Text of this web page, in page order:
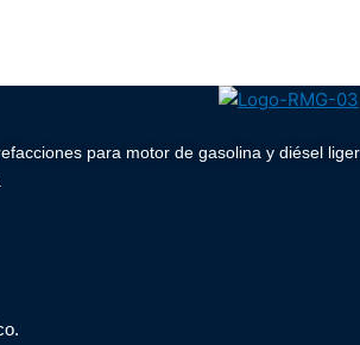
para motor de gasolina y diésel